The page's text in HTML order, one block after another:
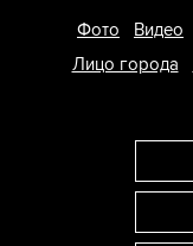
Фото Видео
Лицо города